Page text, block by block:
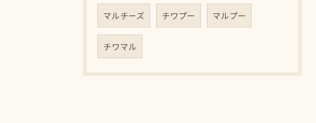
マルチーズ チワプー マルプー
チワマル